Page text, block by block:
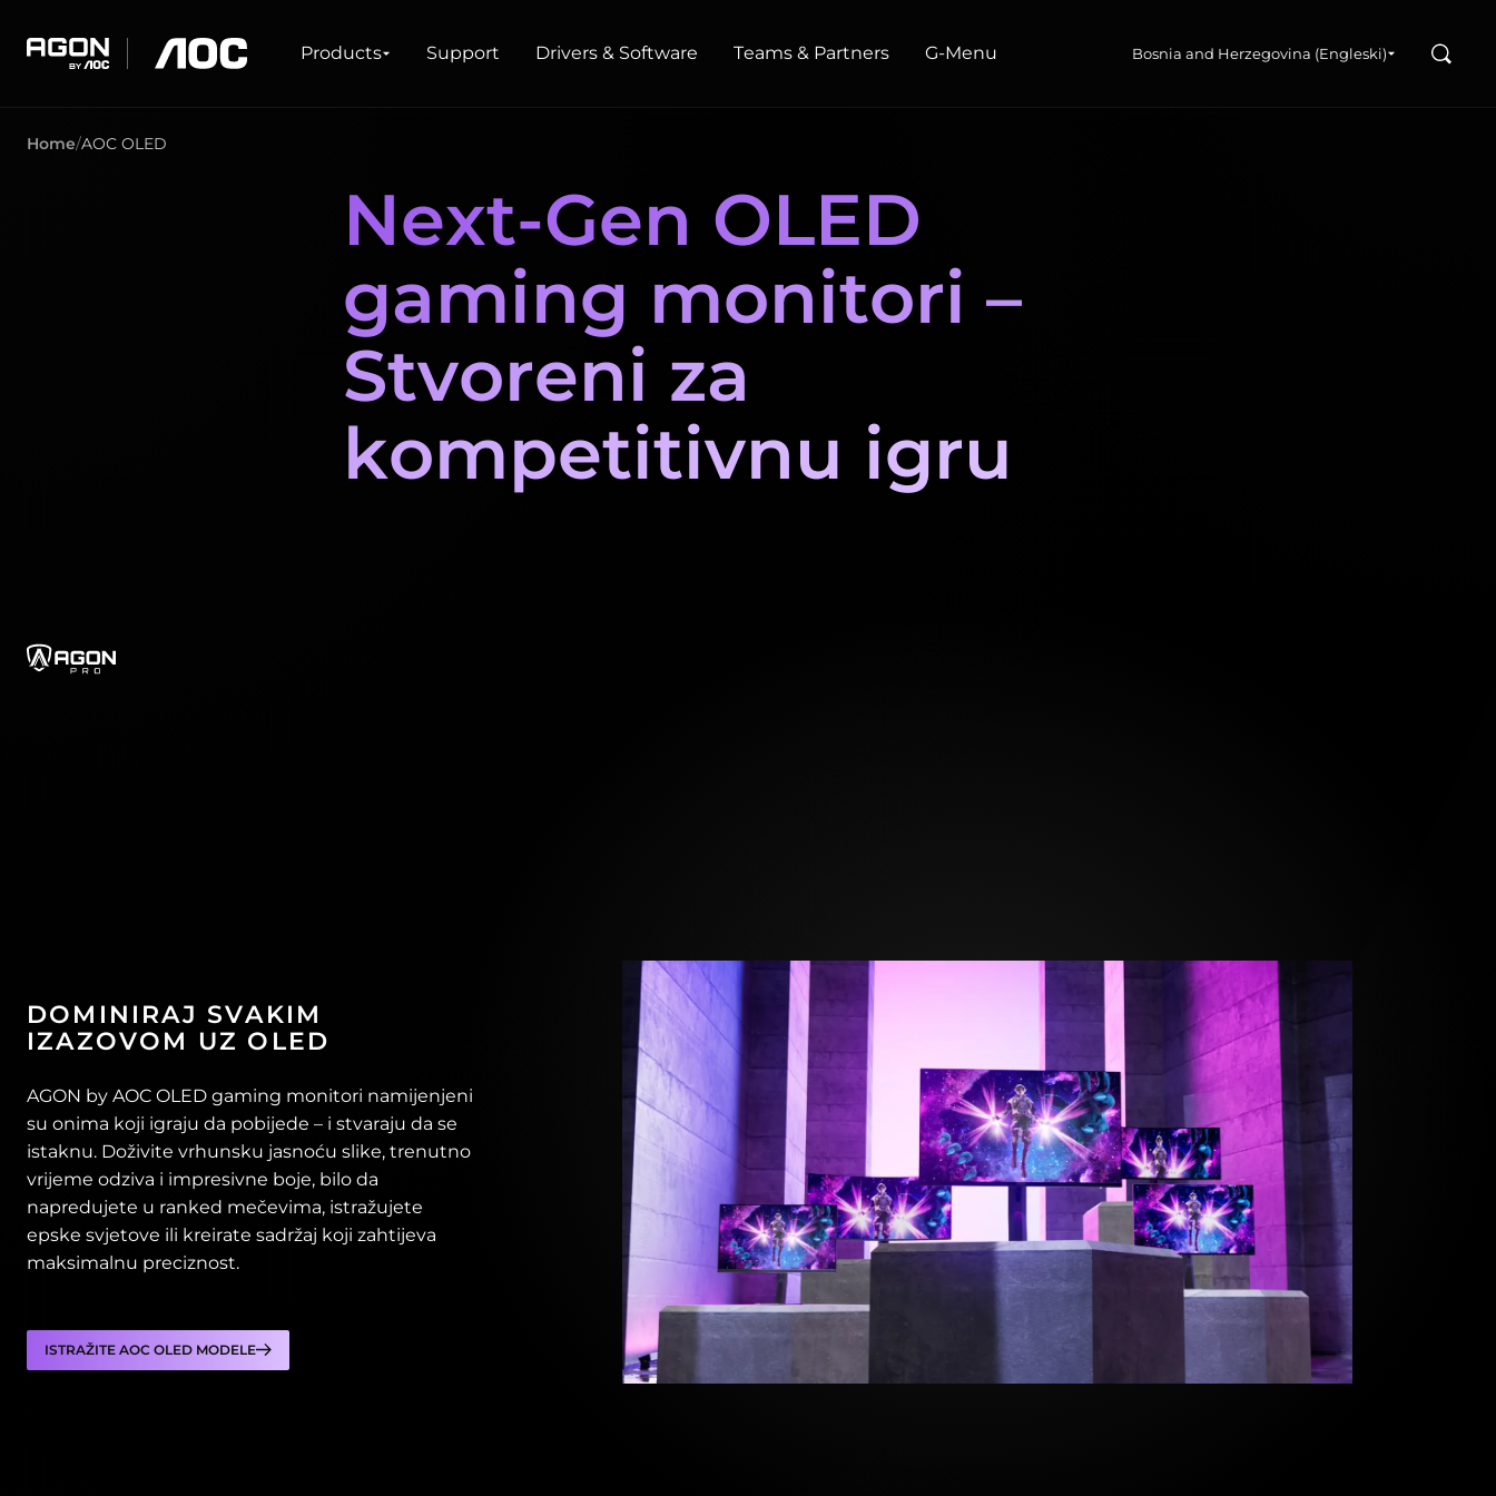
Products
Products
Monitors
High Resolution
Professional
Portable
Basic
Big Screens
Support Drivers & Software Teams & Partners G‑Menu Bosnia and Herzegovina (Engleski) Search
Home AOC OLED
Next-Gen OLED
gaming monitori –
Stvoreni za
kompetitivnu igru
DOMINIRAJ SVAKIM
IZAZOVOM UZ OLED
AGON by AOC OLED gaming monitori namijenjeni
su onima koji igraju da pobijede – i stvaraju da se
istaknu. Doživite vrhunsku jasnoću slike, trenutno
vrijeme odziva i impresivne boje, bilo da
napredujete u ranked mečevima, istražujete
epske svjetove ili kreirate sadržaj koji zahtijeva
maksimalnu preciznost.
ISTRAŽITE AOC OLED MODELE